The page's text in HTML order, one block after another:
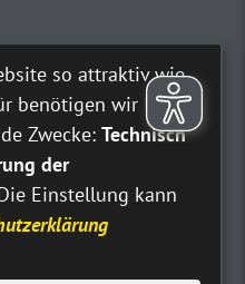
so attraktiv wie
benötigen wir Ihre
Zwecke: Technisch
der
Einstellung kann